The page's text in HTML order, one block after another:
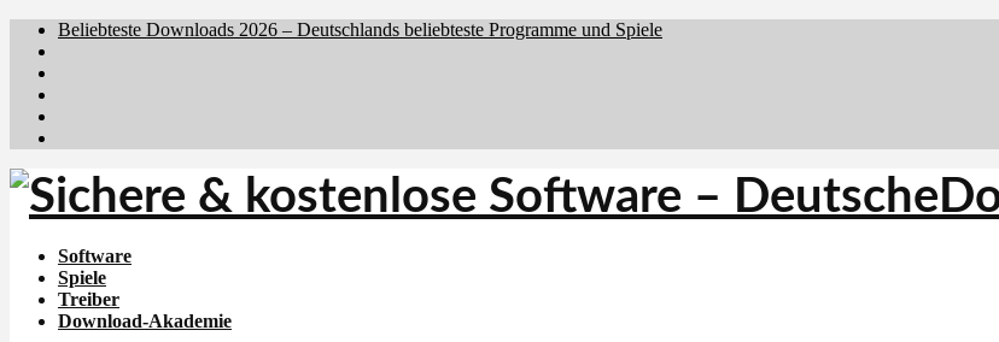
Beliebteste Downloads 2026 – Deutschlands beliebteste Programme und Spiele
Software
Spiele
Treiber
Download-Akademie